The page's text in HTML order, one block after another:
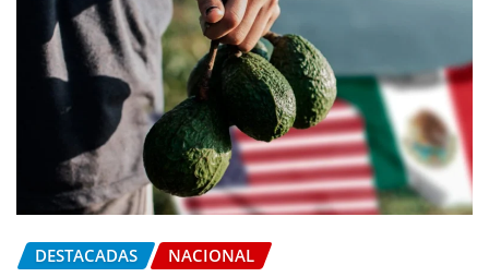
DESTACADAS NACIONAL